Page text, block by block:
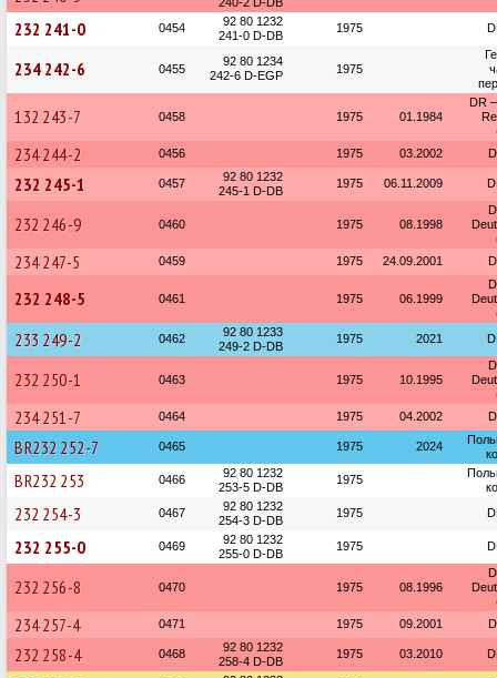
232 241-0 0454
92 80 1232
241-0 D-DB
1975
234 242-6 0455
92 80 1234
242-6 D-EGP
1975
132 243-7 0458 1975 01.1984
DR
234 244-2 0456 1975 03.2002
232 245-1 0457
92 80 1232
245-1 D-DB
1975 06.11.2009
232 246-9 0460 1975 08.1998
234 247-5 0459 1975 24.09.2001
232 248-5 0461 1975 06.1999
233 249-2 0462
92 80 1233
249-2 D-DB
1975 2021
232 250-1 0463 1975 10.1995
234 251-7 0464 1975 04.2002
BR232 252-7 0465 1975 2024
BR232 253 0466
92 80 1232
253-5 D-DB
1975
232 254-3 0467
92 80 1232
254-3 D-DB
1975
232 255-0 0469
92 80 1232
255-0 D-DB
1975
232 256-8 0470 1975 08.1996
234 257-4 0471 1975 09.2001
232 258-4 0468
92 80 1232
258-4 D-DB
1975 03.2010